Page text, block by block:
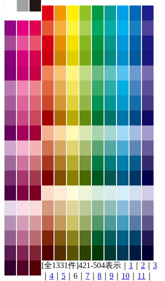
[全1331件]421-504表示｜ 1 2
3
4 5 ｜6｜ 7 8 9 10 11